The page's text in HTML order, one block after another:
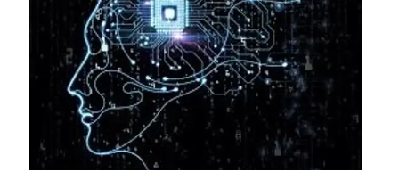
электролизера